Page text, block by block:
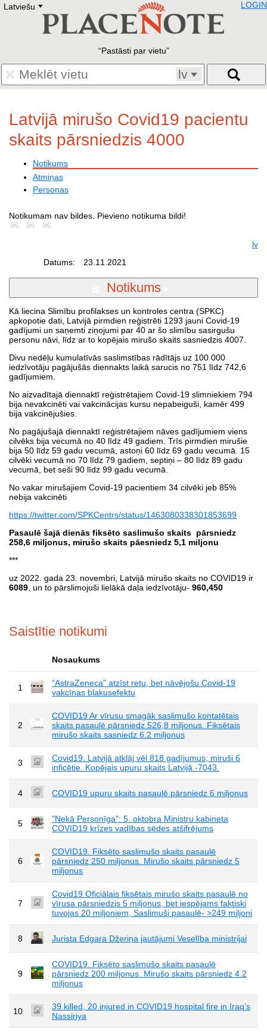
Latviešu E
Deutsch
Francais
Polski
Eestikeelne
LOGIN
Pastāsti par vietu
lv
Latvijā mirušo Covid19 pacientu
skaits pārsniedzis 4000
Notikums
Atmiņas
Personas
Notikumam nav bildes. Pievieno notikuma bildi!
lv
Datums:
23.11.2021
Notikums
Kā liecina Slimību profilakses un kontroles centra (SPKC)
apkopotie dati, Latvijā pirmdien reģistrēti 1293 jauni Covid-19
gadījumi un saņemti ziņojumi par 40 ar šo slimību sasirgušu
personu nāvi, līdz ar to kopējais mirušo skaits sasniedzis 4007.
Divu nedēļu kumulatīvās saslimstības rādītājs uz 100 000
iedzīvotāju pagājušās diennakts laikā sarucis no 751 līdz 742,6
gadījumiem.
No aizvadītajā diennaktī reģistrētajiem Covid-19 slimniekiem 794
bija nevakcinēti vai vakcinācijas kursu nepabeiguši, kamēr 499
bija vakcinējušies.
No pagājušajā diennaktī reģistrētajiem nāves gadījumiem viens
cilvēks bija vecumā no 40 līdz 49 gadiem. Trīs pirmdien mirušie
bija 50 līdz 59 gadu vecumā, astoņi 60 līdz 69 gadu vecumā. 15
cilvēki vecumā no 70 līdz 79 gadiem, septiņi – 80 līdz 89 gadu
vecumā, bet seši 90 līdz 99 gadu vecumā.
No vakar mirušajiem Covid-19 pacientiem 34 cilvēki jeb 85%
nebija vakcinēti
https://twitter.com/SPKCentrs/status/1463080338301853699
Pasaulē šajā dienās fiksēto saslimušo skaits pārsniedz
258,6 miljonus, mirušo skaits pāesniedz 5,1 miljonu
***
uz 2022. gada 23. novembri, Latvijā mirušo skaits no COVID19 ir
6089 , un to pārslimojuši lielākā daļa iedzīvotāju- 960,450
Saistītie notikumi
Nosaukums
1
“AstraZeneca” atzīst retu, bet nāvējošu Covid-19
vakcīnas blakusefektu
2
COVID19 Ar vīrusu smagāk saslimušo kontatētais
skaits pasaulē pārsniedz 526,8 miljonus. Fiksētais
mirušo skaits sasniedz 6.2 miljonus
3
Covid19. Latvijā atklāj vēl 818 gadījumus; miruši 6
inficētie. Kopējais upuru skaits Latvijā -7043.
4 COVID19 upuru skaits pasaulē pārsniedz 6 miljonus
5
"Nekā Personīga": 5. oktobra Ministru kabineta
COVID19 krīzes vadības sēdes atšifrējums
6
COVID19. Fiksēto saslimušo skaits pasaulē
pārsniedz 250 miljonus. Mirušo skaits pārsniedz 5
miljonus
7
Covid19 Oficiālais fiksētais mirušo skaits pasaulē no
vīrusa pārsniedzis 5 miljonus, bet iespējams faktiski
tuvojas 20 miljoniem, Saslimuši pasaulē- >249 miljoni
8 Jurista Edgara Džeriņa jautājumi Veselība ministrijai
9
COVID19. Fiksēto saslimušo skaits pasaulē
pārsniedz 200 miljonus. Mirušo skaits pārsniedz 4.2
miljonus
10
39 killed, 20 injured in COVID19 hospital fire in Iraq's
Nassiriya